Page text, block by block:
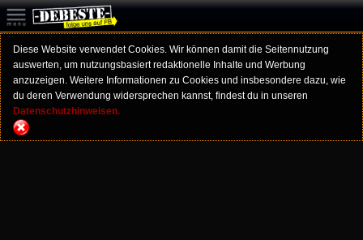
Diese Website verwendet Cookies. Wir können damit die Seitennutzung
auswerten, um nutzungsbasiert redaktionelle Inhalte und Werbung
anzuzeigen. Weitere Informationen zu Cookies und insbesondere dazu, wie
du deren Verwendung widersprechen kannst, findest du in unseren
Datenschutzhinweisen.